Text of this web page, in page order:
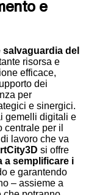
e
del
risorsa e
efficace,
dei
per
e sinergici.
gemelli digitali e
per il
lavoro che va
si offre
a semplificare i
e garantendo
– assieme a